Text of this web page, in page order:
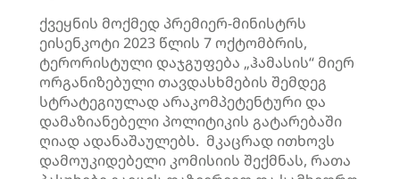
ქვეყნის მოქმედ პრემიერ-მინისტრს
ეისენკოტი 2023 წლის 7 ოქტომბრის,
ტერორისტული დაჯგუფება „ჰამასის“ მიერ
ორგანიზებული თავდასხმების შემდეგ
სტრატეგიულად არაკომპეტენტური და
დამაზიანებელი პოლიტიკის გატარებაში
ღიად ადანაშაულებს. მკაცრად ითხოვს
დამოუკიდებელი კომისიის შექმნას, რათა